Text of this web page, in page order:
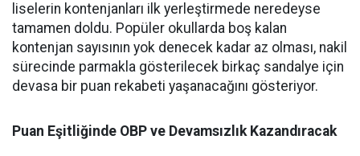
liselerin kontenjanları ilk yerleştirmede neredeyse
tamamen doldu. Popüler okullarda boş kalan
kontenjan sayısının yok denecek kadar az olması, nakil
sürecinde parmakla gösterilecek birkaç sandalye için
devasa bir puan rekabeti yaşanacağını gösteriyor.
Puan Eşitliğinde OBP ve Devamsızlık Kazandıracak